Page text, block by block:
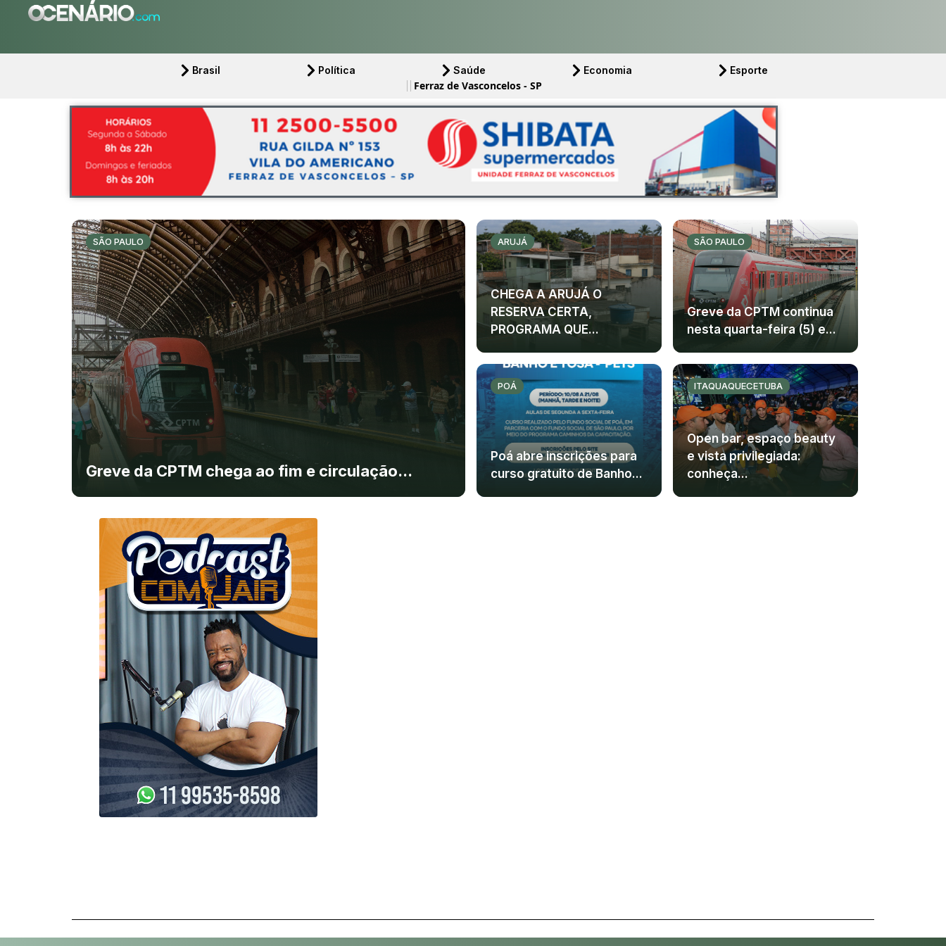
Brasil Política Saúde Economia Esporte
Ferraz de Vasconcelos - SP
SÃO PAULO
Greve da CPTM chega ao fim e circulação...
ARUJÁ
CHEGA A ARUJÁ O
RESERVA CERTA,
PROGRAMA QUE...
SÃO PAULO
Greve da CPTM continua
nesta quarta-feira (5) e...
POÁ
Poá abre inscrições para
curso gratuito de Banho...
ITAQUAQUECETUBA
Open bar, espaço beauty
e vista privilegiada:
conheça...